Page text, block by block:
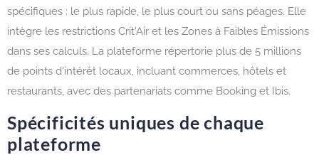
spécifiques : le plus rapide, le plus court ou sans péages. Elle
intègre les restrictions Crit'Air et les Zones à Faibles Émissions
dans ses calculs. La plateforme répertorie plus de 5 millions
de points d'intérêt locaux, incluant commerces, hôtels et
restaurants, avec des partenariats comme Booking et Ibis.
Spécificités uniques de chaque
plateforme